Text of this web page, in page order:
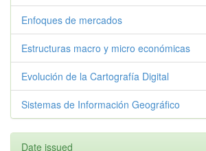
Enfoques de mercados
Estructuras macro y micro económicas
Evolución de la Cartografía Digital
Sistemas de Información Geográfico
Date issued